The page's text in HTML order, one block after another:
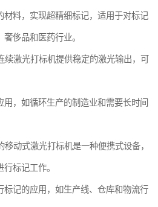
材料，实现超精细标记，适用于对标记
侈品和医药行业。
激光打标机提供稳定的激光输出，可
，如循环生产的制造业和需要长时间
动式激光打标机是一种便携式设备，
标记工作。
标记的应用，如生产线、仓库和物流行